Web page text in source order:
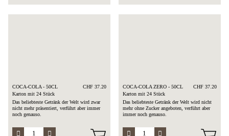
COCA-COLA - 50CL
CHF 37.20
Karton mit 24 Stück
Das beliebteste Getränk der Welt wird zwar
nicht mehr präsentiert, verführt aber immer
noch genauso.
Zusammensetzung: kohlensäurehaltiges
Wasser, Zucker, Farbstoff, Karamell,
COCA-COLA ZERO - 50CL
CHF 37.20
Karton mit 24 Stück
Das beliebteste Getränk der Welt wird nicht
mehr ohne Zucker angeboten, verführt aber
immer noch genauso.
Zusammensetzung: Wasser mit Kohlensäure,
Farbstoffe, Säuerungsmittel, Süßungsmittel,